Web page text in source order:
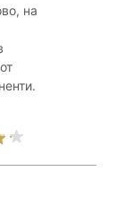
на